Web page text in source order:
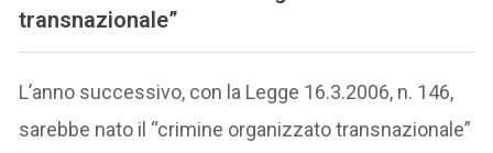
transnazionale”
L’anno successivo, con la Legge 16.3.2006, n. 146,
sarebbe nato il “crimine organizzato transnazionale”